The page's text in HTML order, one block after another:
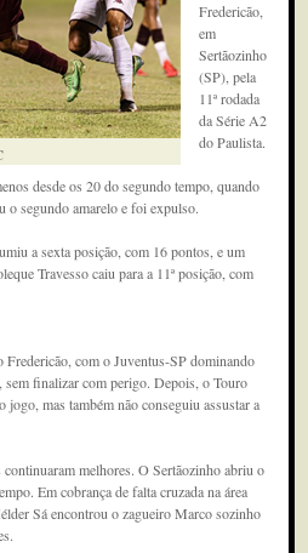
Fredericão,
em
Sertãozinho
(SP), pela
11ª rodada
da Série A2
do Paulista.
desde os 20 do segundo tempo, quando
segundo amarelo e foi expulso.
a sexta posição, com 16 pontos, e um
Travesso caiu para a 11ª posição, com
com o Juventus-SP dominando
sem finalizar com perigo. Depois, o Touro
mas também não conseguiu assustar a
melhores. O Sertãozinho abriu o
Em cobrança de falta cruzada na área
Sá encontrou o zagueiro Marco sozinho